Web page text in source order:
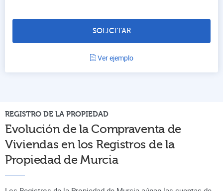
SOLICITAR
Ver ejemplo
REGISTRO DE LA PROPIEDAD
Evolución de la Compraventa de
Viviendas en los Registros de la
Propiedad deMurcia